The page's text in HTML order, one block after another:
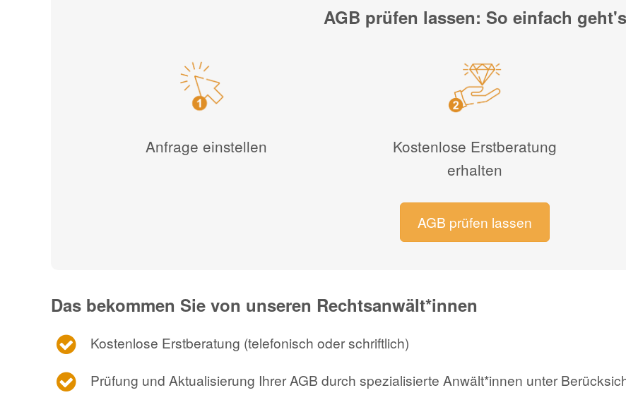
AGB prüfen lassen: So einfach geht's
Anfrage einstellen
Kostenlose Erstberatung
erhalten
AGB prüfen lassen
Das bekommen Sie von unseren Rechtsanwält*innen
Kostenlose Erstberatung (telefonisch oder schriftlich)
Prüfung und Aktualisierung Ihrer AGB durch spezialisierte Anwält*innen unter